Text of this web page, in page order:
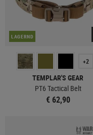
LAGERND
+2
TEMPLAR'S GEAR
PT6 Tactical Belt
€ 62,90